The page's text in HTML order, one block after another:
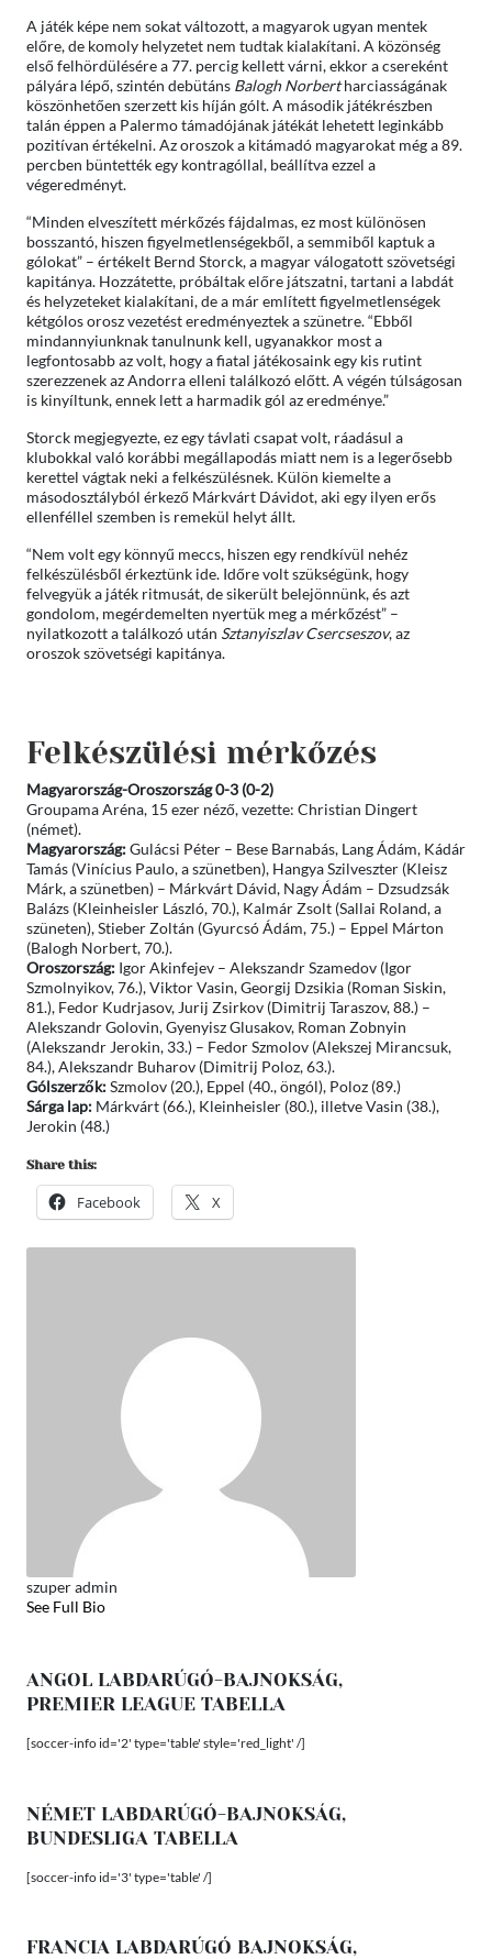
A játék képe nem sokat változott, a magyarok ugyan mentek
előre, de komoly helyzetet nem tudtak kialakítani. A közönség
első felhördülésére a 77. percig kellett várni, ekkor a csereként
pályára lépő, szintén debütáns Balogh Norbertharciasságának
köszönhetően szerzett kis híján gólt. A második játékrészben
talán éppen a Palermo támadójának játékát lehetett leginkább
pozitívan értékelni. Az oroszok a kitámadó magyarokat még a 89.
percben büntették egy kontragóllal, beállítva ezzel a
végeredményt.
“Minden elveszített mérkőzés fájdalmas, ez most különösen
bosszantó, hiszen figyelmetlenségekből, a semmiből kaptuk a
gólokat” – értékelt Bernd Storck, a magyar válogatott szövetségi
kapitánya. Hozzátette, próbáltak előre játszatni, tartani a labdát
és helyzeteket kialakítani, de a már említett figyelmetlenségek
kétgólos orosz vezetést eredményeztek a szünetre. “Ebből
mindannyiunknak tanulnunk kell, ugyanakkor most a
legfontosabb az volt, hogy a fiatal játékosaink egy kis rutint
szerezzenek az Andorra elleni találkozó előtt. A végén túlságosan
is kinyíltunk, ennek lett a harmadik gól az eredménye.”
Storck megjegyezte, ez egy távlati csapat volt, ráadásul a
klubokkal való korábbi megállapodás miatt nem is a legerősebb
kerettel vágtak neki a felkészülésnek. Külön kiemelte a
másodosztályból érkező Márkvárt Dávidot, aki egy ilyen erős
ellenféllel szemben is remekül helyt állt.
“Nem volt egy könnyű meccs, hiszen egy rendkívül nehéz
felkészülésből érkeztünk ide. Időre volt szükségünk, hogy
felvegyük a játék ritmusát, de sikerült belejönnünk, és azt
gondolom, megérdemelten nyertük meg a mérkőzést” –
nyilatkozott a találkozó után Sztanyiszlav Csercseszov, az
oroszok szövetségi kapitánya.
Felkészülési mérkőzés
Magyarország-Oroszország 0-3 (0-2)
Groupama Aréna, 15 ezer néző, vezette: Christian Dingert
(német).
Magyarország:Gulácsi Péter – Bese Barnabás, Lang Ádám, Kádár
Tamás (Vinícius Paulo, a szünetben), Hangya Szilveszter (Kleisz
Márk, a szünetben) – Márkvárt Dávid, Nagy Ádám – Dzsudzsák
Balázs (Kleinheisler László, 70.), Kalmár Zsolt (Sallai Roland, a
szüneten), Stieber Zoltán (Gyurcsó Ádám, 75.) – Eppel Márton
(Balogh Norbert, 70.).
Oroszország:Igor Akinfejev – Alekszandr Szamedov (Igor
Szmolnyikov, 76.), Viktor Vasin, Georgij Dzsikia (Roman Siskin,
81.), Fedor Kudrjasov, Jurij Zsirkov (Dimitrij Taraszov, 88.) –
Alekszandr Golovin, Gyenyisz Glusakov, Roman Zobnyin
(Alekszandr Jerokin, 33.) – Fedor Szmolov (Alekszej Mirancsuk,
84.), Alekszandr Buharov (Dimitrij Poloz, 63.).
Gólszerzők:Szmolov (20.), Eppel (40., öngól), Poloz (89.)
Sárga lap:Márkvárt (66.), Kleinheisler (80.), illetve Vasin (38.),
Jerokin (48.)
Share this:
Facebook X
szuper admin
See Full Bio
ANGOL LABDARÚGÓ-BAJNOKSÁG,
PREMIER LEAGUE TABELLA
[soccer-info id='2' type='table' style='red_light' /]
NÉMET LABDARÚGÓ-BAJNOKSÁG,
BUNDESLIGA TABELLA
[soccer-info id='3' type='table' /]
FRANCIA LABDARÚGÓ BAJNOKSÁG,